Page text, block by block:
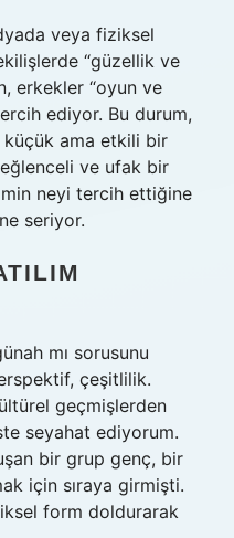
veya fiziksel
“güzellik ve
erkekler “oyun ve
ediyor. Bu durum,
ama etkili bir
eğlenceli ve ufak bir
neyi tercih ettiğine
seriyor.
mı sorusunu
çeşitlilik.
geçmişlerden
seyahat ediyorum.
bir grup genç, bir
için sıraya girmişti.
form doldurarak